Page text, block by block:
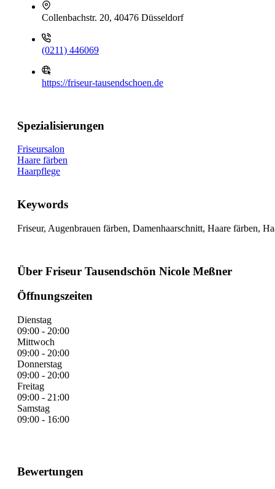
Collenbachstr. 20, 40476 Düsseldorf
(0211) 446069
https://friseur-tausendschoen.de
Spezialisierungen
Friseursalon
Haare färben
Haarpflege
Keywords
Friseur, Augenbrauen färben, Damenhaarschnitt, Haare färben,
Über Friseur Tausendschön Nicole Meßner
Öffnungszeiten
Dienstag
09:00 - 20:00
Mittwoch
09:00 - 20:00
Donnerstag
09:00 - 20:00
Freitag
09:00 - 21:00
Samstag
09:00 - 16:00
Bewertungen